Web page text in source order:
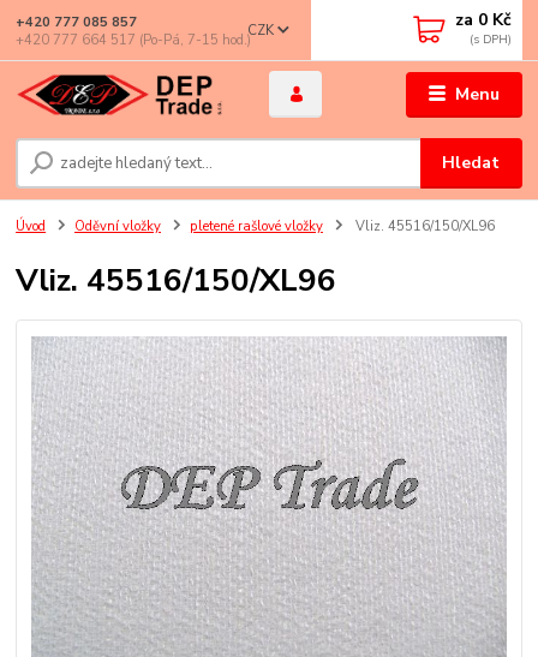
Menu
CZK
Hledat
+420 777 085 857
+420 777 664 517 (Po-Pá, 7-15 hod.)
za 0 Kč
Úvod Oděvní vložky pletené rašlové vložky Vliz. 45516/150/XL96
Vliz. 45516/150/XL96